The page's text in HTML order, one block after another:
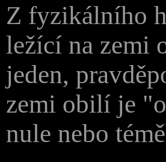
Z fyzikálního
ležící na zemi
jeden,
zemi obilí je
nule nebo